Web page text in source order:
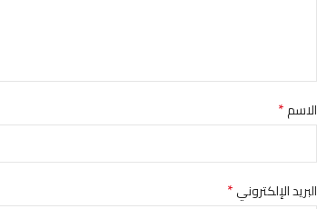
الاسم*
البريد الإلكتروني*